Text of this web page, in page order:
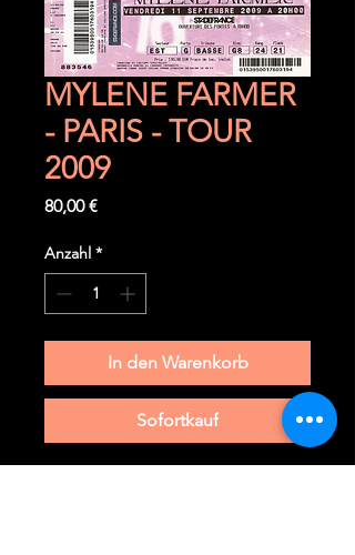
MYLENE FARMER
- PARIS - TOUR
2009
80,00 €Preis
Anzahl *
In den Warenkorb
Sofortkauf